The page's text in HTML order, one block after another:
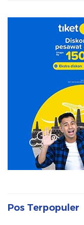
Pos Terpopuler